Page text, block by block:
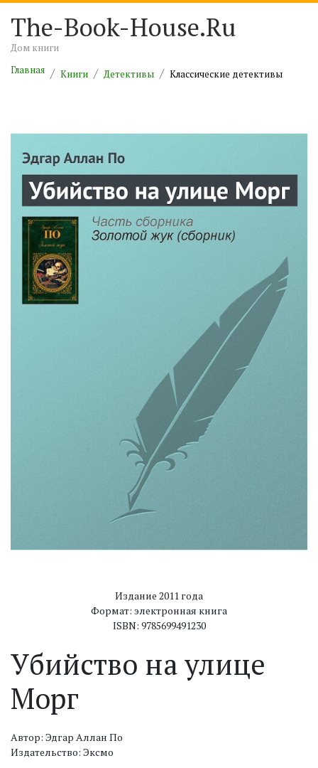
The-Book-House.Ru
Дом книги
Главная
Книги Детективы Классические детективы
Издание 2011 года
Формат: электронная книга
ISBN: 9785699491230
Убийство на улице
Морг
Автор: Эдгар Аллан По
Издательство: Эксмо